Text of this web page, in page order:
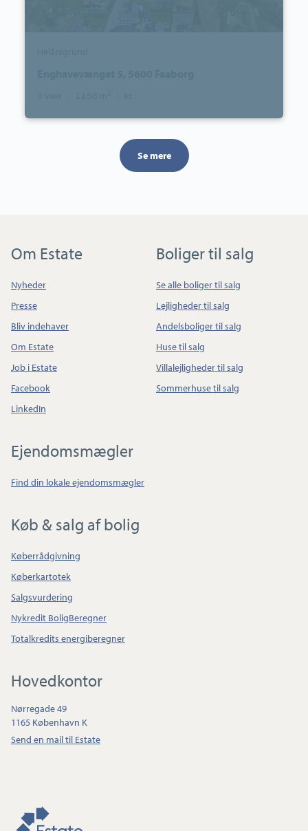
Se mere
Om Estate
Nyheder
Presse
Bliv indehaver
Om Estate
Job i Estate
Facebook
LinkedIn
Boliger til salg
Se alle boliger til salg
Lejligheder til salg
Andelsboliger til salg
Huse til salg
Villalejligheder til salg
Sommerhuse til salg
Ejendomsmægler
Find din lokale ejendomsmægler
Køb & salg af bolig
Køberrådgivning
Køberkartotek
Salgsvurdering
Nykredit BoligBeregner
Totalkredits energiberegner
Hovedkontor
Nørregade 49
1165 København K
Send en mail til Estate